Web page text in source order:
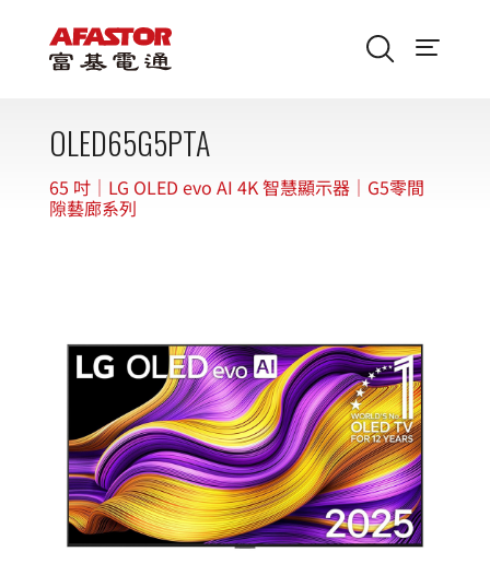
OLED65G5PTA
65 吋｜LG OLED evo AI 4K 智慧顯示器｜G5零間
隙藝廊系列